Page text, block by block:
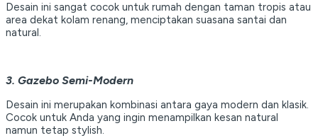
Desain ini sangat cocok untuk rumah dengan taman tropis atau
area dekat kolam renang, menciptakan suasana santai dan
natural.
3. Gazebo Semi-Modern
Desain ini merupakan kombinasi antara gaya modern dan klasik.
Cocok untuk Anda yang ingin menampilkan kesan natural
namun tetap stylish.